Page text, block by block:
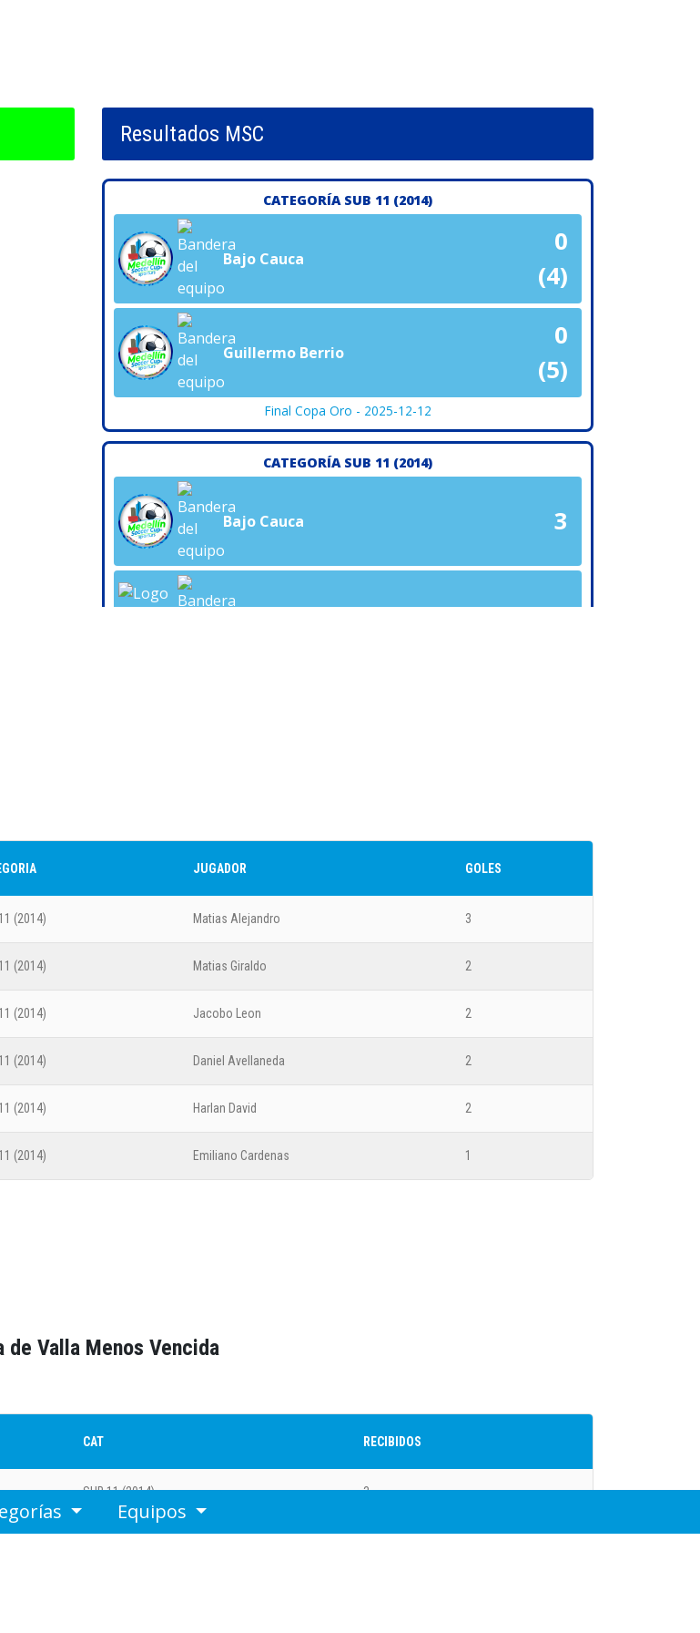
Resultados MSC
CATEGORÍA SUB 11 (2014)
Bajo Cauca
0
(4)
Guillermo Berrio
0
(5)
Final Copa Oro - 2025-12-12
CATEGORÍA SUB 11 (2014)
Bajo Cauca 3
0
Real América
CATEGORÍA SUB 11 (2014)
2
4
JUGADOR GOLES
(2014) Matias Alejandro 3
(2014) Matias Giraldo 2
(2014) Jacobo Leon 2
(2014) Daniel Avellaneda 2
(2014) Harlan David 2
(2014) Emiliano Cardenas 1
de Valla Menos Vencida
CAT RECIBIDOS
SUB 11 (2014) 3
Equipos